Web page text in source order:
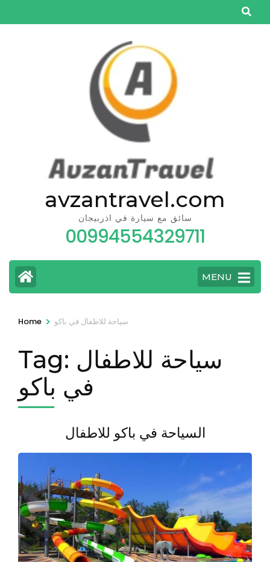
to
avzantravel.com
سائق مع سيارة في اذربيجان
00994554329711
MENU
Home > سياحة للاطفال في باكو
Tag: سياحة للاطفال
في باكو
السياحة في باكو للاطفال